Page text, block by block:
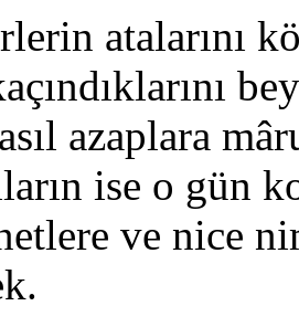
atalarını
azaplara
ise o gün
ve nice